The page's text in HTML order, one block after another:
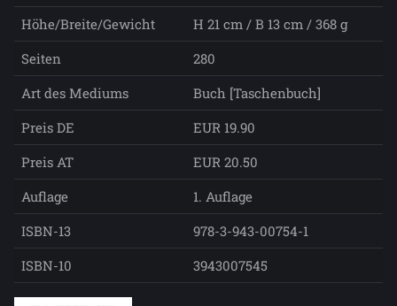
Höhe/Breite/Gewicht
H 21 cm / B 13 cm / 368 g
Seiten
280
Art des Mediums
Buch [Taschenbuch]
Preis DE
EUR 19.90
Preis AT
EUR 20.50
Auflage
1. Auflage
ISBN-13
978-3-943-00754-1
ISBN-10
3943007545